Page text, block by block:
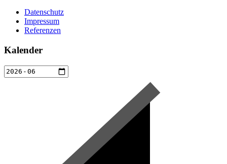
Datenschutz
Impressum
Referenzen
Kalender